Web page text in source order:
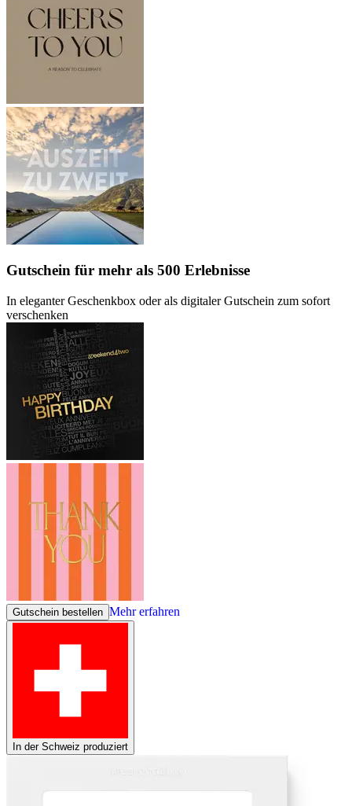
Gutschein für mehr als 500 Erlebnisse
In eleganter Geschenkbox oder als digitaler Gutschein zum sofort
verschenken
Gutschein bestellen Mehr erfahren
In der Schweiz produziert